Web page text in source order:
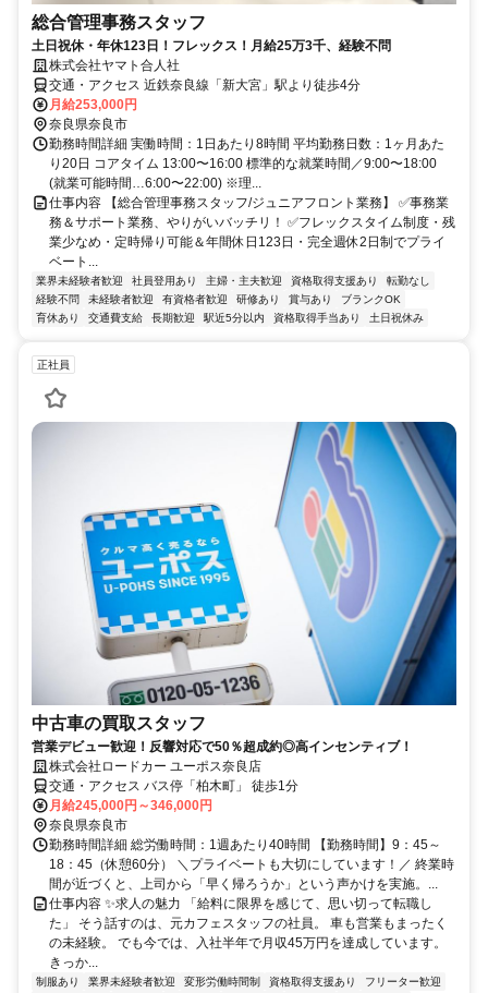
総合管理事務スタッフ
土日祝休・年休123日！フレックス！月給25万3千、経験不問
株式会社ヤマト合人社
交通・アクセス 近鉄奈良線「新大宮」駅より徒歩4分
月給253,000円
奈良県奈良市
勤務時間詳細 実働時間：1日あたり8時間 平均勤務日数：1ヶ月あた
り20日 コアタイム 13:00〜16:00 標準的な就業時間／9:00〜18:00
(就業可能時間…6:00〜22:00) ※理...
仕事内容 【総合管理事務スタッフ/ジュニアフロント業務】 ✅事務業
務＆サポート業務、やりがいバッチリ！ ✅フレックスタイム制度・残
業少なめ・定時帰り可能＆年間休日123日・完全週休2日制でプライ
ベート...
業界未経験者歓迎 社員登用あり 主婦・主夫歓迎 資格取得支援あり
転勤なし
経験不問
未経験者歓迎 有資格者歓迎 研修あり 賞与あり
ブランクOK
育休あり
交通費支給 長期歓迎 駅近5分以内 資格取得手当あり 土日祝休み
正社員
中古車の買取スタッフ
営業デビュー歓迎！反響対応で50％超成約◎高インセンティブ！
株式会社ロードカー ユーポス奈良店
交通・アクセス バス停「柏木町」 徒歩1分
月給245,000円～346,000円
奈良県奈良市
勤務時間詳細 総労働時間：1週あたり40時間 【勤務時間】9：45～
18：45（休憩60分） ＼プライベートも大切にしています！／ 終業時
間が近づくと、上司から「早く帰ろうか」という声かけを実施。...
仕事内容 ✨求人の魅力 「給料に限界を感じて、思い切って転職し
た」 そう話すのは、元カフェスタッフの社員。 車も営業もまったく
の未経験。 でも今では、入社半年で月収45万円を達成しています。
きっか...
制服あり 業界未経験者歓迎 変形労働時間制 資格取得支援あり
フリーター歓迎